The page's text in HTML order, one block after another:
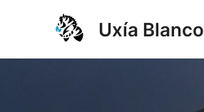
Uxía Blanco